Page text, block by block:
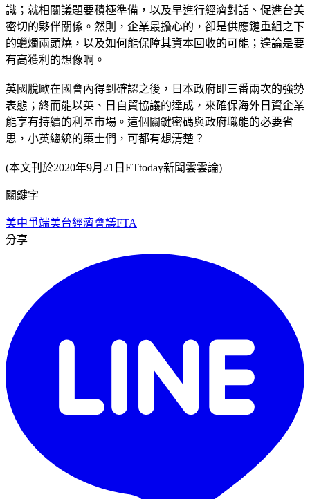
識；就相關議題要積極準備，以及早進行經濟對話、促進台美
密切的夥伴關係。然則，企業最擔心的，卻是供應鏈重組之下
的蠟燭兩頭燒，以及如何能保障其資本回收的可能；遑論是要
有高獲利的想像啊。
英國脫歐在國會內得到確認之後，日本政府即三番兩次的強勢
表態；終而能以英、日自貿協議的達成，來確保海外日資企業
能享有持續的利基市場。這個關鍵密碼與政府職能的必要省
思，小英總統的策士們，可都有想清楚？
(本文刊於2020年9月21日ETtoday新聞雲雲論)
關鍵字
美中爭端美台經濟會議FTA
分享